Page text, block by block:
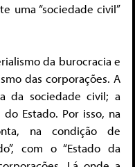
uma “sociedade civil”
da burocracia e
das corporações. A
da sociedade civil; a
Estado. Por isso, na
na condição de
com o “Estado da